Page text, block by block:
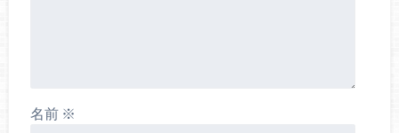
名前 ※